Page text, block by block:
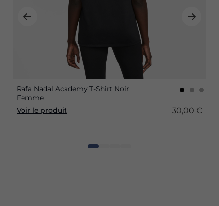
Rafa Nadal Academy T-Shirt Noir
Femme
Voir le produit
30,00 €